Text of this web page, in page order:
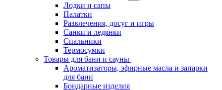
Лодки и сапы
Палатки
Развлечения, досуг и игры
Санки и ледянки
Спальники
Термосумки
Товары для бани и сауны
Ароматизаторы, эфирные масла и запарки
для бани
Бондарные изделия